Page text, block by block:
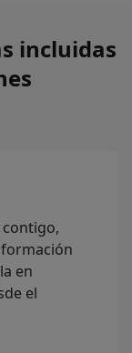
incluidas
en